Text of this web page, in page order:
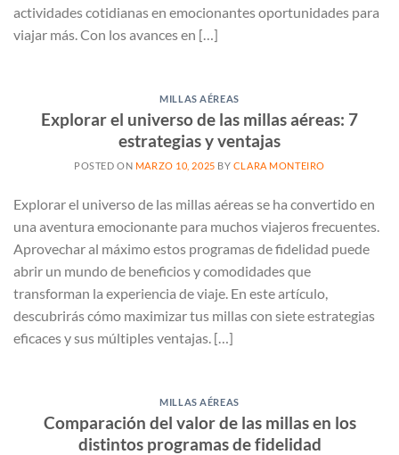
actividades cotidianas en emocionantes oportunidades para
viajar más. Con los avances en […]
MILLAS AÉREAS
Explorar el universo de las millas aéreas: 7
estrategias y ventajas
POSTED ON MARZO 10, 2025 BY CLARA MONTEIRO
Explorar el universo de las millas aéreas se ha convertido en
una aventura emocionante para muchos viajeros frecuentes.
Aprovechar al máximo estos programas de fidelidad puede
abrir un mundo de beneficios y comodidades que
transforman la experiencia de viaje. En este artículo,
descubrirás cómo maximizar tus millas con siete estrategias
eficaces y sus múltiples ventajas. […]
MILLAS AÉREAS
Comparación del valor de las millas en los
distintos programas de fidelidad